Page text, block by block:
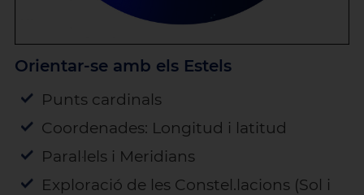
Orientar-se amb els Estels
Punts cardinals
Coordenades: Longitud i latitud
Paral·lels i Meridians
Exploració de les Constel.lacions (Sol i